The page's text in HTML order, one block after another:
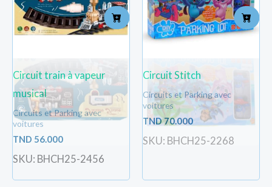
Circuit train à vapeur
musical
Circuits et Parking avec
voitures
TND 56.000
SKU: BHCH25-2456
Circuit Stitch
Circuits et Parking avec
voitures
TND70.000
SKU: BHCH25-2268